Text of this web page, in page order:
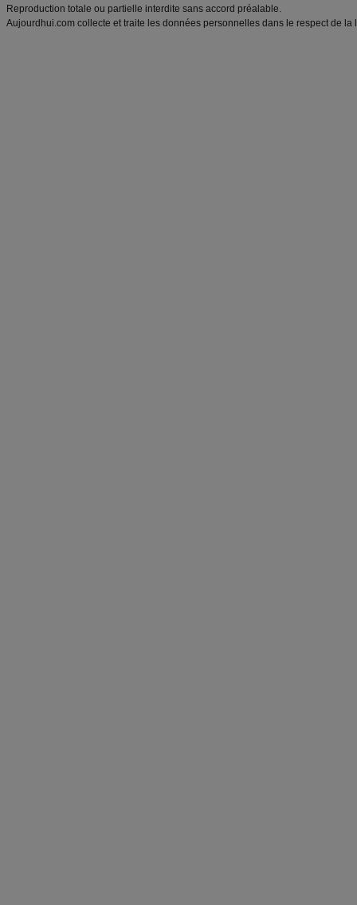
Reproduction totale ou partielle interdite sans accord préalable.
Aujourdhui.com collecte et traite les données personnelles dans le respect de